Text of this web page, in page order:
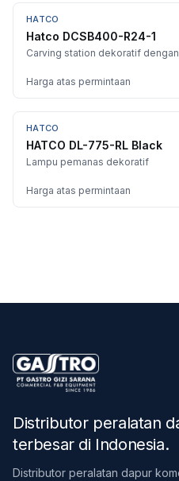
HATCO
Hatco DCSB400-R24-1
Carving station dekoratif
Harga atas permintaan
HATCO
HATCO DL-775-RL Black
Lampu pemanas dekoratif
Harga atas permintaan
Distributor peralatan
terbesar di Indonesia.
Distributor peralatan dapur